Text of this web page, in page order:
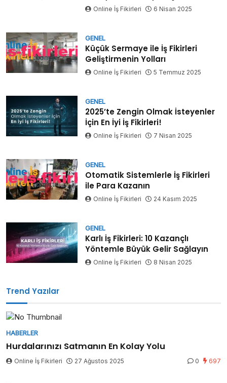
Online İş Fikirleri 6 Nisan 2025
GENEL
Küçük Sermaye ile İş Fikirleri
Geliştirmenin Yolları
Online İş Fikirleri 5 Temmuz 2025
GENEL
2025’te Zengin Olmak İsteyenler
İçin En İyi İş Fikirleri!
Online İş Fikirleri 7 Nisan 2025
GENEL
Otomatik Sistemlerle İş Fikirleri
ile Para Kazanın
Online İş Fikirleri 24 Kasım 2025
GENEL
Karlı İş Fikirleri: 10 Kazançlı
Yöntemle Büyük Gelir Sağlayın
Online İş Fikirleri 8 Nisan 2025
Trend Yazılar
HABERLER
Hurdalarınızı Satmanın En Kolay Yolu
Online İş Fikirleri 27 Ağustos 2025 0 697